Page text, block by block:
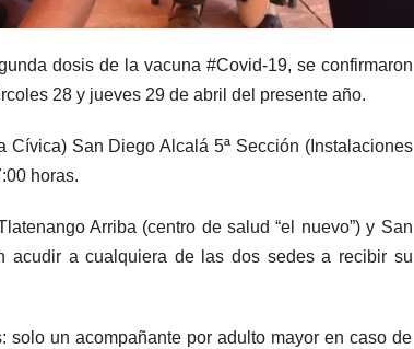
dosis de la vacuna #Covid-19, se confirmaron
28 y jueves 29 de abril del presente año.
San Diego Alcalá 5ª Sección (Instalaciones
horas.
Arriba (centro de salud “el nuevo”) y San
acudir a cualquiera de las dos sedes a recibir su
un acompañante por adulto mayor en caso de